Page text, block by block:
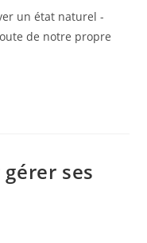
un état naturel -
de notre propre
ses